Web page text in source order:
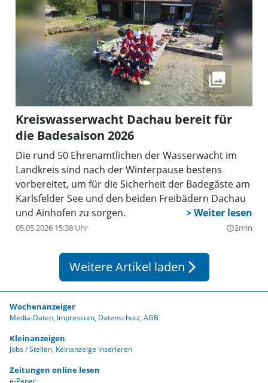
Kreiswasserwacht Dachau bereit für
die Badesaison 2026
Die rund 50 Ehrenamtlichen der Wasserwacht im
Landkreis sind nach der Winterpause bestens
vorbereitet, um für die Sicherheit der Badegäste am
Karlsfelder See und den beiden Freibädern Dachau
und Ainhofen zu sorgen.
05.05.2026 15:38 Uhr query_builder2min
Weitere Artikel laden arrow_forward_ios
Wochenanzeiger
Media-Daten Impressum Datenschutz AGB
Kleinanzeigen
Jobs / Stellen Keinanzeige inserieren
Zeitungen online lesen
e-Paper